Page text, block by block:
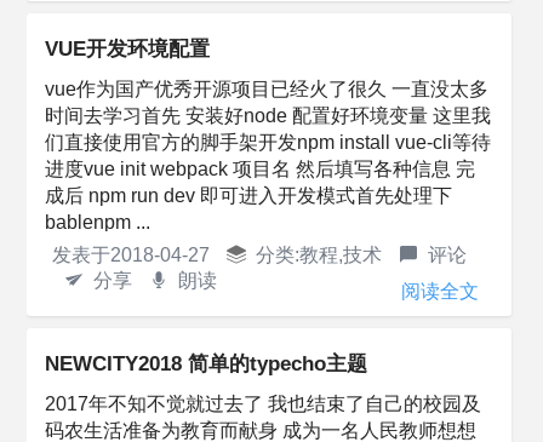
VUE开发环境配置
vue作为国产优秀开源项目已经火了很久 一直没太多
时间去学习首先 安装好node 配置好环境变量 这里我
们直接使用官方的脚手架开发npm install vue-cli等待
进度vue init webpack 项目名 然后填写各种信息 完
成后 npm run dev 即可进入开发模式首先处理下
bablenpm ...
阅读全文
发表于2018-04-27 分类:教程,技术
评论
分享
朗读
NEWCITY2018 简单的typecho主题
2017年不知不觉就过去了 我也结束了自己的校园及
码农生活准备为教育而献身 成为一名人民教师想想